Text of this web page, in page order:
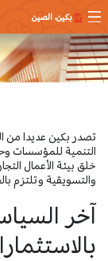
بكين، الصين
تصدر بكين عديدا من
التنمية للمؤسسات
خلق بيئة الأعمال
والتسويقية وتلتزم
آخر